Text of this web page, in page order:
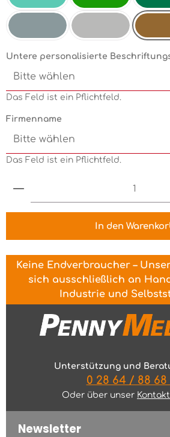
Mint Electricgreen Grün
Untere personalisierte
Das Feld ist ein Pflichtfeld.
Firmenname
Das Feld ist ein Pflichtfeld.
Produkt Anzahl: Gib den
In den
Keine Endverbraucher –
sich ausschließlich an
Industrie und
Unterstützung und
0 28 64 / 88 68
Oder über unser
Newsletter